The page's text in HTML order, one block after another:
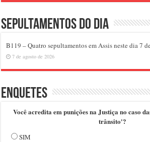
Sepultamentos do dia
B119 – Quatro sepultamentos em Assis neste dia 7
7 de agosto de 2026
Enquetes
Você acredita em punições na Justiça no caso
trânsito'?
SIM